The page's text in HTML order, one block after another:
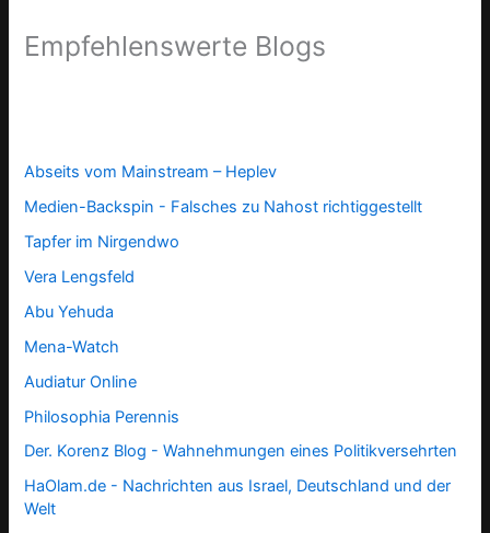
Empfehlenswerte Blogs
Abseits vom Mainstream – Heplev
Medien-Backspin - Falsches zu Nahost richtiggestellt
Tapfer im Nirgendwo
Vera Lengsfeld
Abu Yehuda
Mena-Watch
Audiatur Online
Philosophia Perennis
Der. Korenz Blog - Wahnehmungen eines Politikversehrten
HaOlam.de - Nachrichten aus Israel, Deutschland und der
Welt